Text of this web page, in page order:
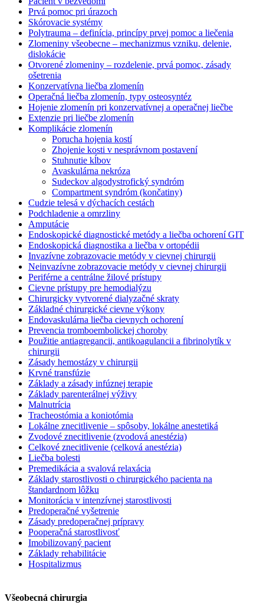
Prvá pomoc pri úrazoch
Skórovacie systémy
Polytrauma – definícia, princípy prvej pomoc a liečenia
Zlomeniny všeobecne – mechanizmus vzniku, delenie,
dislokácie
Otvorené zlomeniny – rozdelenie, prvá pomoc, zásady
ošetrenia
Konzervatívna liečba zlomenín
Operačná liečba zlomenín, typy osteosyntéz
Hojenie zlomenín pri konzervatívnej a operačnej liečbe
Extenzie pri liečbe zlomenín
Komplikácie zlomenín
Porucha hojenia kostí
Zhojenie kosti v nesprávnom postavení
Stuhnutie kĺbov
Avaskulárna nekróza
Sudeckov algodystrofický syndróm
Compartment syndróm (končatiny)
Cudzie telesá v dýchacích cestách
Podchladenie a omrzliny
Amputácie
Endoskopické diagnostické metódy a liečba ochorení GIT
Endoskopická diagnostika a liečba v ortopédii
Invazívne zobrazovacie metódy v cievnej chirurgii
Neinvazívne zobrazovacie metódy v cievnej chirurgii
Periférne a centrálne žilové prístupy
Cievne prístupy pre hemodialýzu
Chirurgicky vytvorené dialyzačné skraty
Základné chirurgické cievne výkony
Endovaskulárna liečba cievnych ochorení
Prevencia tromboembolickej choroby
Použitie antiagregancii, antikoagulancii a fibrinolytík v
chirurgii
Zásady hemostázy v chirurgii
Krvné transfúzie
Základy a zásady infúznej terapie
Základy parenterálnej výživy
Malnutrícia
Tracheostómia a koniotómia
Lokálne znecitlivenie – spôsoby, lokálne anestetiká
Zvodové znecitlivenie (zvodová anestézia)
Celkové znecitlivenie (celková anestézia)
Liečba bolesti
Premedikácia a svalová relaxácia
Základy starostlivosti o chirurgického pacienta na
štandardnom lôžku
Monitorácia v intenzívnej starostlivosti
Predoperačné vyšetrenie
Zásady predoperačnej prípravy
Pooperačná starostlivosť
Imobilizovaný pacient
Základy rehabilitácie
Hospitalizmus
Všeobecná chirurgia